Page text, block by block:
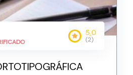
5,0
(2)